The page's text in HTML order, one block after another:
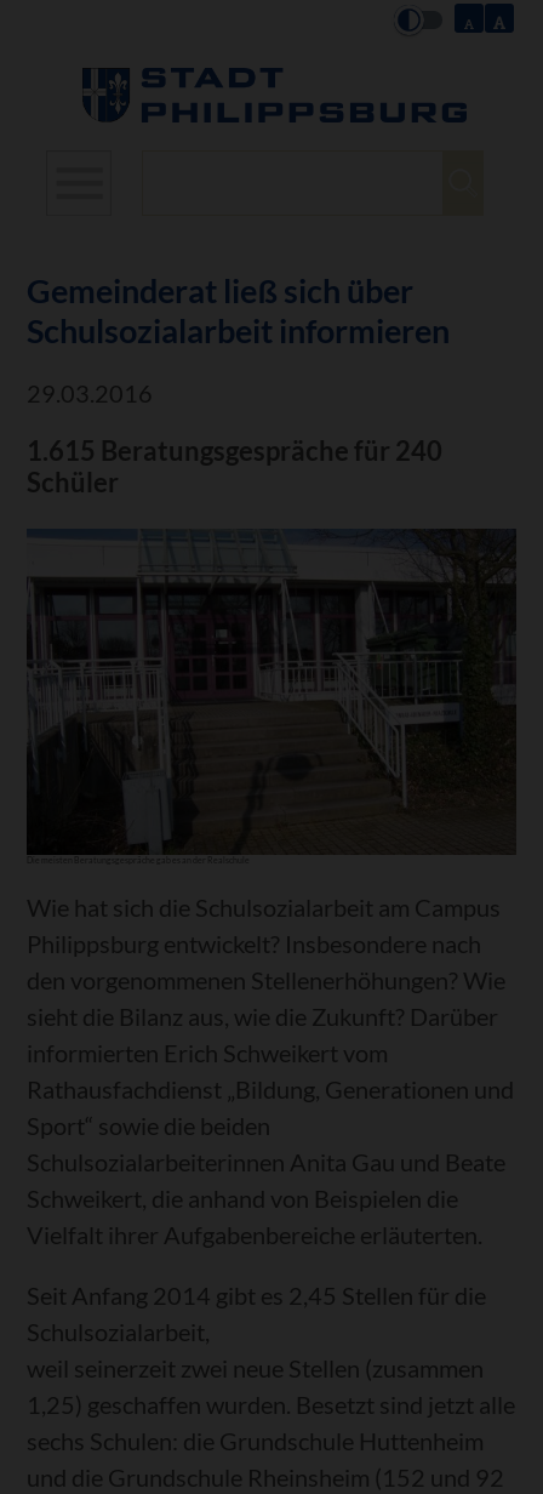
Gemeinderat ließ sich über
Schulsozialarbeit informieren
29.03.2016
1.615 Beratungsgespräche für 240
Schüler
Wie hat sich die Schulsozialarbeit am Campus
Philippsburg entwickelt? Insbesondere nach
den vorgenommenen Stellenerhöhungen? Wie
sieht die Bilanz aus, wie die Zukunft? Darüber
informierten Erich Schweikert vom
Rathausfachdienst „Bildung, Generationen und
Sport“ sowie die beiden
Schulsozialarbeiterinnen Anita Gau und Beate
Schweikert, die anhand von Beispielen die
Vielfalt ihrer Aufgabenbereiche erläuterten.
Seit Anfang 2014 gibt es 2,45 Stellen für die
Schulsozialarbeit,
weil seinerzeit zwei neue Stellen (zusammen
1,25) geschaffen wurden. Besetzt sind jetzt alle
sechs Schulen: die Grundschule Huttenheim
und die Grundschule Rheinsheim (152 und 92